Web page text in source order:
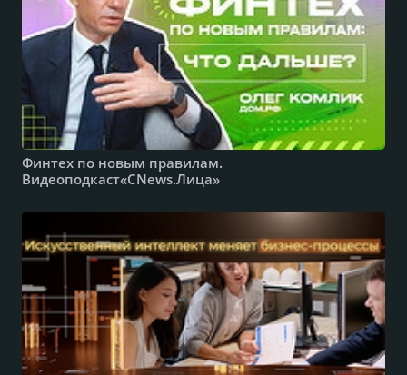
Финтех по новым правилам.
Видеоподкаст«CNews.Лица»